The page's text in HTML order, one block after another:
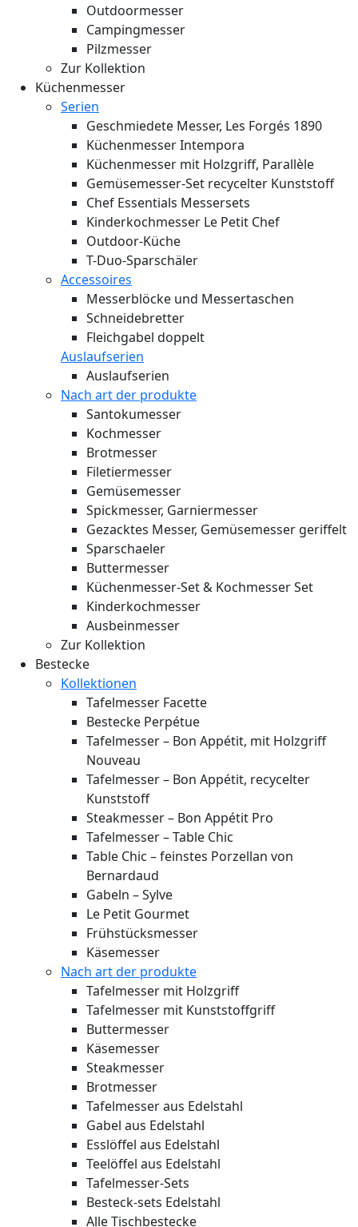
Outdoormesser
Campingmesser
Pilzmesser
Zur Kollektion
Küchenmesser
Serien
Geschmiedete Messer, Les Forgés 1890
Küchenmesser Intempora
Küchenmesser mit Holzgriff, Parallèle
Gemüsemesser-Set recycelter Kunststoff
Chef Essentials Messersets
Kinderkochmesser Le Petit Chef
Outdoor-Küche
T-Duo-Sparschäler
Accessoires
Messerblöcke und Messertaschen
Schneidebretter
Fleichgabel doppelt
Auslaufserien
Auslaufserien
Nach art der produkte
Santokumesser
Kochmesser
Brotmesser
Filetiermesser
Gemüsemesser
Spickmesser, Garniermesser
Gezacktes Messer, Gemüsemesser geriffelt
Sparschaeler
Buttermesser
Küchenmesser-Set & Kochmesser Set
Kinderkochmesser
Ausbeinmesser
Zur Kollektion
Bestecke
Kollektionen
Tafelmesser Facette
Bestecke Perpétue
Tafelmesser – Bon Appétit, mit Holzgriff
Nouveau
Tafelmesser – Bon Appétit, recycelter
Kunststoff
Steakmesser – Bon Appétit Pro
Tafelmesser – Table Chic
Table Chic – feinstes Porzellan von
Bernardaud
Gabeln – Sylve
Le Petit Gourmet
Frühstücksmesser
Käsemesser
Nach art der produkte
Tafelmesser mit Holzgriff
Tafelmesser mit Kunststoffgriff
Buttermesser
Käsemesser
Steakmesser
Brotmesser
Tafelmesser aus Edelstahl
Gabel aus Edelstahl
Esslöffel aus Edelstahl
Teelöffel aus Edelstahl
Tafelmesser-Sets
Besteck-sets Edelstahl
Alle Tischbestecke